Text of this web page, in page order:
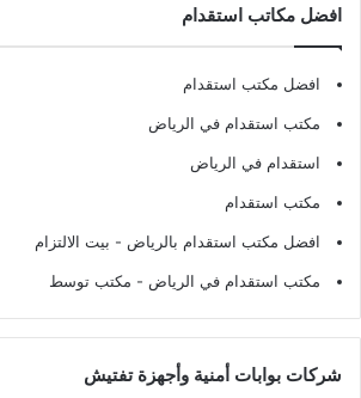
افضل مكاتب استقدام
افضل مكتب استقدام
مكتب استقدام في الرياض
استقدام في الرياض
مكتب استقدام
افضل مكتب استقدام بالرياض - بيت الالتزام
مكتب استقدام في الرياض - مكتب توسط
شركات بوابات أمنية وأجهزة تفتيش